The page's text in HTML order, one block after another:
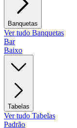
Banquetas
Ver tudo Banquetas
Bar
Baixo
Tabelas
Ver tudo Tabelas
Padrão